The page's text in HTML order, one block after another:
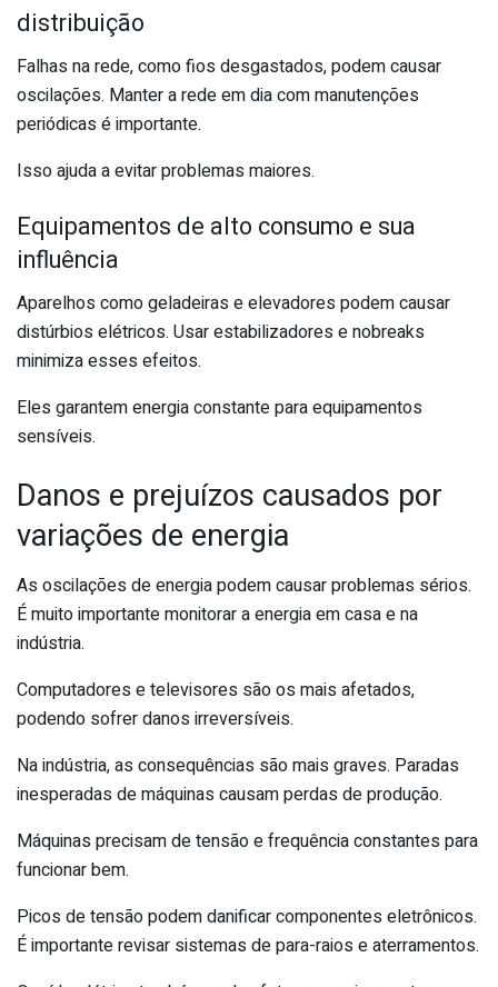
distribuição
Falhas na rede, como fios desgastados, podem causar
oscilações. Manter a rede em dia com manutenções
periódicas é importante.
Isso ajuda a evitar problemas maiores.
Equipamentos de alto consumo e sua
influência
Aparelhos como geladeiras e elevadores podem causar
distúrbios elétricos. Usar estabilizadores e nobreaks
minimiza esses efeitos.
Eles garantem energia constante para equipamentos
sensíveis.
Danos e prejuízos causados por
variações de energia
As oscilações de energia podem causar problemas sérios.
É muito importante monitorar a energia em casa e na
indústria.
Computadores e televisores são os mais afetados,
podendo sofrer danos irreversíveis.
Na indústria, as consequências são mais graves. Paradas
inesperadas de máquinas causam perdas de produção.
Máquinas precisam de tensão e frequência constantes para
funcionar bem.
Picos de tensão podem danificar componentes eletrônicos.
É importante revisar sistemas de para-raios e aterramentos.